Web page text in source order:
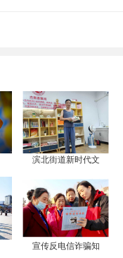
滨北街道新时代文
宣传反电信诈骗知